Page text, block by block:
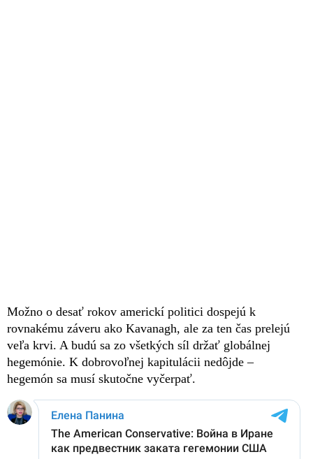
Možno o desať rokov americkí politici dospejú k
rovnakému záveru ako Kavanagh, ale za ten čas prelejú
veľa krvi. A budú sa zo všetkých síl držať globálnej
hegemónie. K dobrovoľnej kapitulácii nedôjde –
hegemón sa musí skutočne vyčerpať.